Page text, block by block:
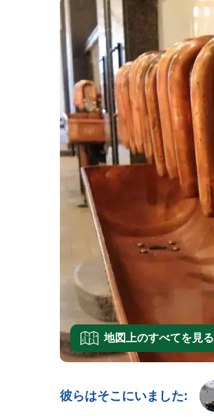
地図上のすべてを見る
彼らはそこにいました: